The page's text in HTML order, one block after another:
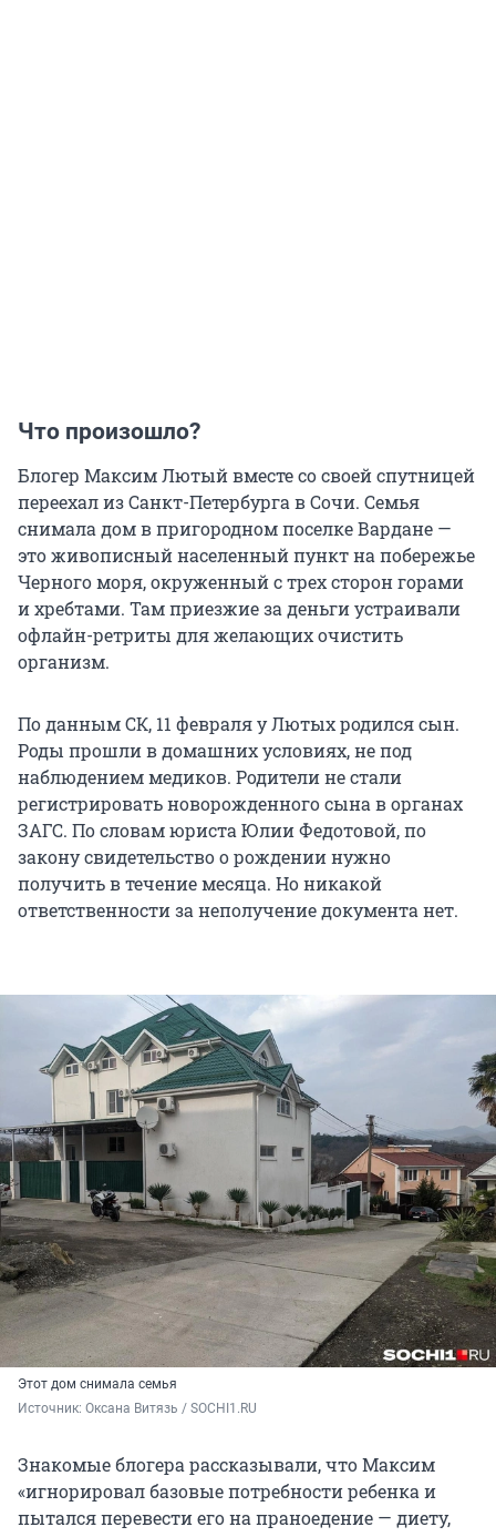
Что произошло?
Блогер Максим Лютый вместе со своей спутницей
переехал из Санкт-Петербурга в Сочи. Семья
снимала дом в пригородном поселке Вардане —
это живописный населенный пункт на побережье
Черного моря, окруженный с трех сторон горами
и хребтами. Там приезжие за деньги устраивали
офлайн-ретриты для желающих очистить
организм.
По данным СК, 11 февраля у Лютых родился сын.
Роды прошли в домашних условиях, не под
наблюдением медиков. Родители не стали
регистрировать новорожденного сына в органах
ЗАГС. По словам юриста Юлии Федотовой, по
закону свидетельство о рождении нужно
получить в течение месяца. Но никакой
ответственности за неполучение документа нет.
Этот дом снимала семья
Источник: Оксана Витязь / SOCHI1.RU
Знакомые блогера рассказывали, что Максим
«игнорировал базовые потребности ребенка и
пытался перевести его на праноедение — диету,